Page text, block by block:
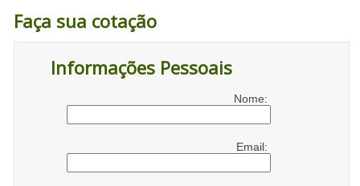
Faça sua cotação
Informações Pessoais
Nome:
Email: